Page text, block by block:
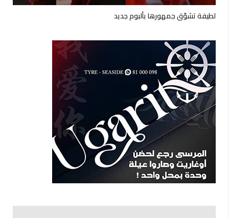
لطيفة تشوّق جمهورها بألبوم جديد